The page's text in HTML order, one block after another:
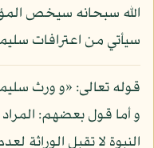
الله سبحانه سيخص
سيأتي من اعترافات
قوله تعالى: «و ورث
و أما قول بعضهم: المراد
النبوة لا تقبل الوراثة